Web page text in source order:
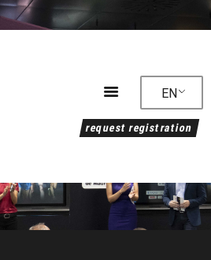
EN
request registration